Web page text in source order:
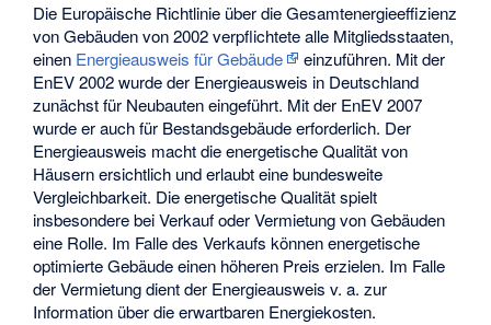
Die Europäische Richtlinie über die Gesamtenergieeffizienz
von Gebäuden von 2002 verpflichtete alle Mitgliedsstaaten,
einen Energieausweis für Gebäude
einzuführen. Mit der
EnEV 2002 wurde der Energieausweis in Deutschland
zunächst für Neubauten eingeführt. Mit der EnEV 2007
wurde er auch für Bestandsgebäude erforderlich. Der
Energieausweis macht die energetische Qualität von
Häusern ersichtlich und erlaubt eine bundesweite
Vergleichbarkeit. Die energetische Qualität spielt
insbesondere bei Verkauf oder Vermietung von Gebäuden
eine Rolle. Im Falle des Verkaufs können energetische
optimierte Gebäude einen höheren Preis erzielen. Im Falle
der Vermietung dient der Energieausweis v. a. zur
Information über die erwartbaren Energiekosten.